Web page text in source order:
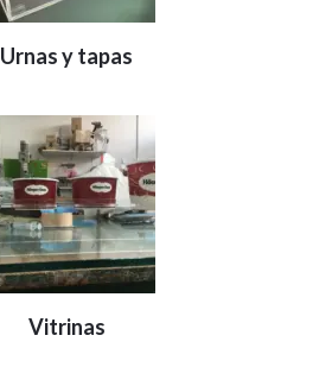
Urnas y tapas
Vitrinas